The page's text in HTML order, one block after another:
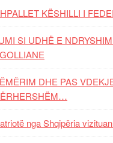
KËSHILLI I
SI UDHË E
DHE PAS
nga Shqipëria